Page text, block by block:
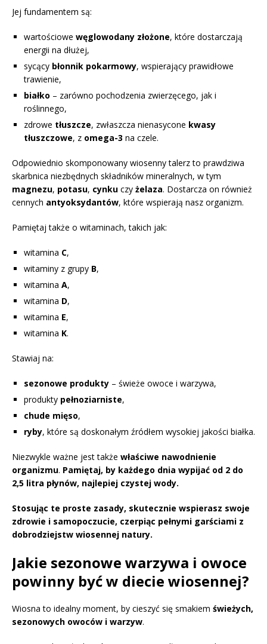
Jej fundamentem są:
wartościowe węglowodany złożone, które dostarczają
energii na dłużej,
sycący błonnik pokarmowy, wspierający prawidłowe
trawienie,
białko – zarówno pochodzenia zwierzęcego, jak i
roślinnego,
zdrowe tłuszcze, zwłaszcza nienasycone kwasy
tłuszczowe, z omega-3 na czele.
Odpowiednio skomponowany wiosenny talerz to prawdziwa
skarbnica niezbędnych składników mineralnych, w tym
magnezu, potasu, cynku czy żelaza. Dostarcza on również
cennych antyoksydantów, które wspierają nasz organizm.
Pamiętaj także o witaminach, takich jak:
witamina C,
witaminy z grupy B,
witamina A,
witamina D,
witamina E,
witamina K.
Stawiaj na:
sezonowe produkty – świeże owoce i warzywa,
produkty pełnoziarniste,
chude mięso,
ryby, które są doskonałym źródłem wysokiej jakości białka.
Niezwykle ważne jest także właściwe nawodnienie
organizmu. Pamiętaj, by każdego dnia wypijać od 2 do
2,5 litra płynów, najlepiej czystej wody.
Stosując te proste zasady, skutecznie wspierasz swoje
zdrowie i samopoczucie, czerpiąc pełnymi garściami z
dobrodziejstw wiosennej natury.
Jakie sezonowe warzywa i owoce
powinny być w diecie wiosennej?
Wiosna to idealny moment, by cieszyć się smakiem świeżych,
sezonowych owoców i warzyw.